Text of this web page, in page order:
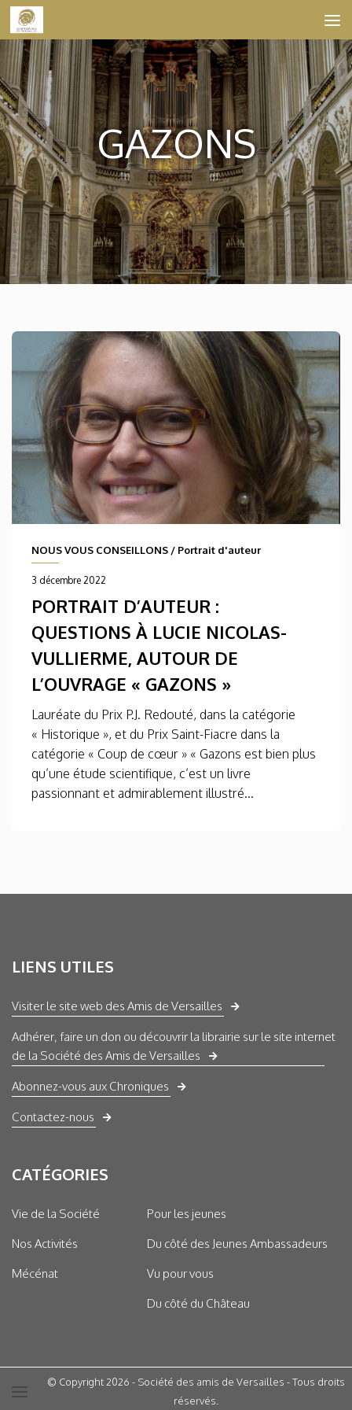
Skip to content
GAZONS
NOUS VOUS CONSEILLONS / Portrait d'auteur
3 décembre 2022
PORTRAIT D’AUTEUR :
QUESTIONS À LUCIE NICOLAS-
VULLIERME, AUTOUR DE
L’OUVRAGE « GAZONS »
Lauréate du Prix P.J. Redouté, dans la catégorie
« Historique », et du Prix Saint-Fiacre dans la
catégorie « Coup de cœur » « Gazons est bien plus
qu’une étude scientifique, c’est un livre
passionnant et admirablement illustré...
LIENS UTILES
Visiter le site web des Amis de Versailles
Adhérer, faire un don ou découvrir la librairie sur le site internet
de la Société des Amis de Versailles
Abonnez-vous aux Chroniques
Contactez-nous
CATÉGORIES
Vie de la Société
Nos Activités
Mécénat
Pour les jeunes
Du côté des Jeunes Ambassadeurs
Vu pour vous
Du côté du Château
© Copyright 2026 - Société des amis de Versailles - Tous droits
réservés.